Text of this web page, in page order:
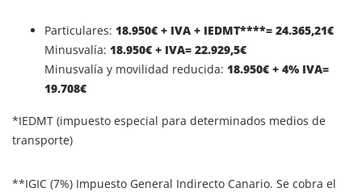
Particulares: 18.950€ + IVA + IEDMT****= 24.365,21€
Minusvalía: 18.950€ + IVA= 22.929,5€
Minusvalía y movilidad reducida: 18.950€ + 4% IVA=
19.708€
*IEDMT (impuesto especial para determinados medios de
transporte)
**IGIC (7%) Impuesto General Indirecto Canario. Se cobra el